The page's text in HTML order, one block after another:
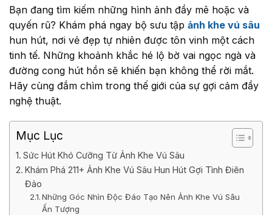
Bạn đang tìm kiếm những hình ảnh đầy mê hoặc và
quyến rũ? Khám phá ngay bộ sưu tập ảnh khe vú sâu
hun hút, nơi vẻ đẹp tự nhiên được tôn vinh một cách
tinh tế. Những khoảnh khắc hé lộ bờ vai ngọc ngà và
đường cong hút hồn sẽ khiến bạn không thể rời mắt.
Hãy cùng đắm chìm trong thế giới của sự gợi cảm đầy
nghệ thuật.
Mục Lục
Sức Hút Khó Cưỡng Từ Ảnh Khe Vú Sâu
Khám Phá 211+ Ảnh Khe Vú Sâu Hun Hút Gợi Tình Điên
Đảo
Những Góc Nhìn Độc Đáo Tạo Nên Ảnh Khe Vú Sâu
Ấn Tượng